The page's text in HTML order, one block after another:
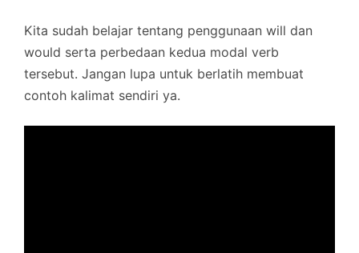
Kita sudah belajar tentang penggunaan will dan
would serta perbedaan kedua modal verb
tersebut. Jangan lupa untuk berlatih membuat
contoh kalimat sendiri ya.